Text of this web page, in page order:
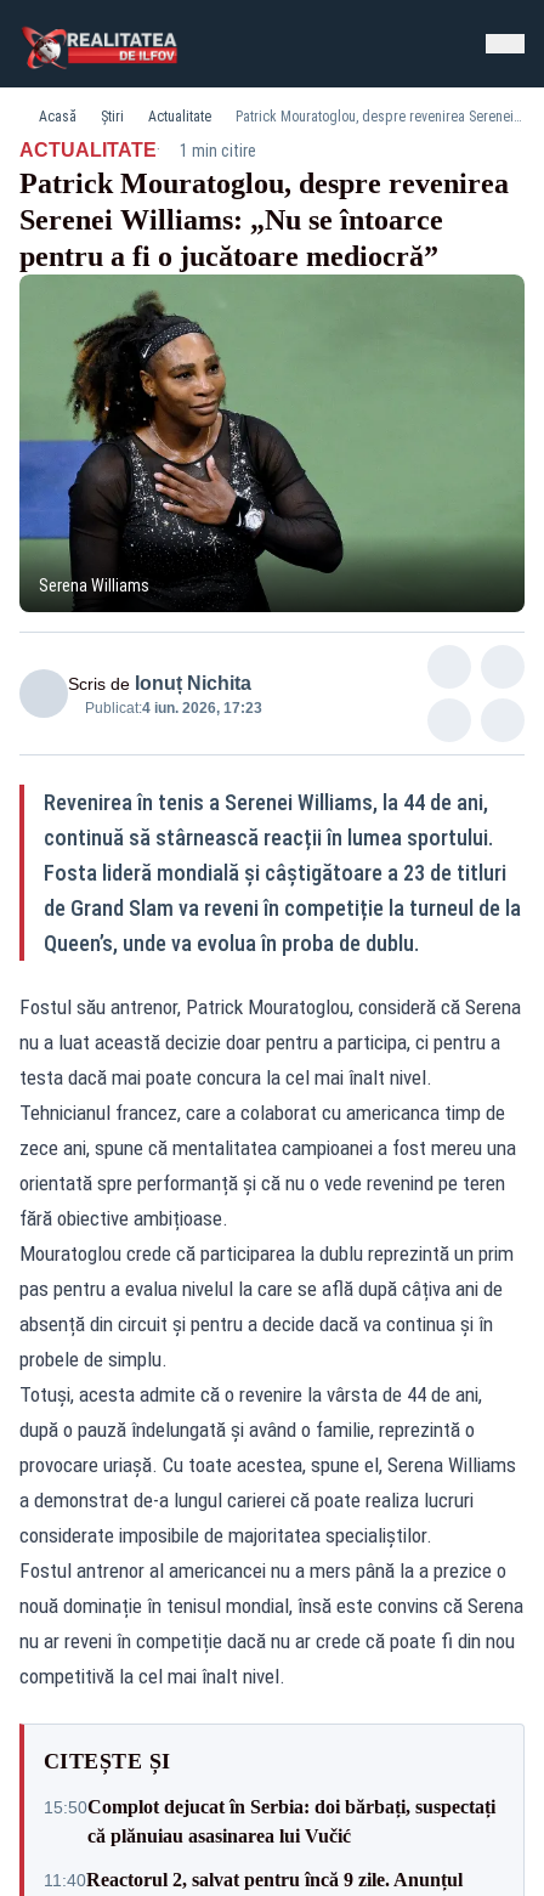
Acasă Știri Actualitate Patrick Mouratoglou, despre revenirea Serenei Williams: „Nu se întoarce pentru a fi o jucătoare mediocră”
ACTUALITATE· 1 min citire
Patrick Mouratoglou, despre revenirea
Serenei Williams: „Nu se întoarce
pentru a fi o jucătoare mediocră”
Serena Williams
Scris de Ionuț Nichita
Publicat:4 iun. 2026, 17:23
Revenirea în tenis a Serenei Williams, la 44 de ani,
continuă să stârnească reacții în lumea sportului.
Fosta lideră mondială și câștigătoare a 23 de titluri
de Grand Slam va reveni în competiție la turneul de la
Queen’s, unde va evolua în proba de dublu.
Fostul său antrenor, Patrick Mouratoglou, consideră că Serena
nu a luat această decizie doar pentru a participa, ci pentru a
testa dacă mai poate concura la cel mai înalt nivel.
Tehnicianul francez, care a colaborat cu americanca timp de
zece ani, spune că mentalitatea campioanei a fost mereu una
orientată spre performanță și că nu o vede revenind pe teren
fără obiective ambițioase.
Mouratoglou crede că participarea la dublu reprezintă un prim
pas pentru a evalua nivelul la care se află după câțiva ani de
absență din circuit și pentru a decide dacă va continua și în
probele de simplu.
Totuși, acesta admite că o revenire la vârsta de 44 de ani,
după o pauză îndelungată și având o familie, reprezintă o
provocare uriașă. Cu toate acestea, spune el, Serena Williams
a demonstrat de-a lungul carierei că poate realiza lucruri
considerate imposibile de majoritatea specialiștilor.
Fostul antrenor al americancei nu a mers până la a prezice o
nouă dominație în tenisul mondial, însă este convins că Serena
nu ar reveni în competiție dacă nu ar crede că poate fi din nou
competitivă la cel mai înalt nivel.
CITEȘTE ȘI
15:50Complot dejucat în Serbia: doi bărbați, suspectați
că plănuiau asasinarea lui Vučić
11:40Reactorul 2, salvat pentru încă 9 zile. Anunțul